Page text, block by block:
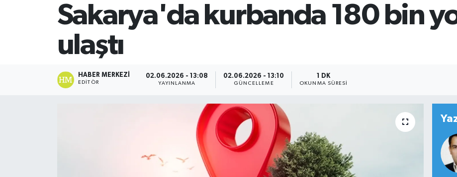
13.799
Sakarya'da kurbanda 180 bin
ulaştı
HABER MERKEZI
EDITÖR
02.06.2026 - 13:08
YAYINLANMA
02.06.2026 - 13:10
GÜNCELLEME
1 DK
OKUNMA SÜRESI